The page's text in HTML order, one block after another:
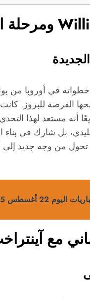
أولى خطواته في أوروبا
الفرصة للبروز.
أنه مستعد لهذا
بل شارك في بناء
من وجه جديد إلى
22 أغسطس 2025.. صدامات كبرى في أوروبا وقمم عربية مشتعلة
مع